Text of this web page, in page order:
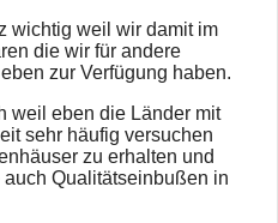
wichtig weil wir damit im
die wir für andere
zur Verfügung haben.
weil eben die Länder mit
sehr häufig versuchen
zu erhalten und
Qualitätseinbußen in